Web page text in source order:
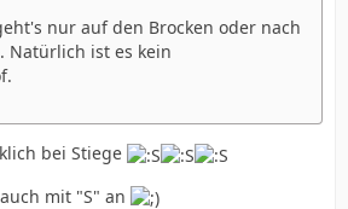
nur auf den Brocken oder nach
Natürlich ist es kein
bei Stiege
mit "S" an